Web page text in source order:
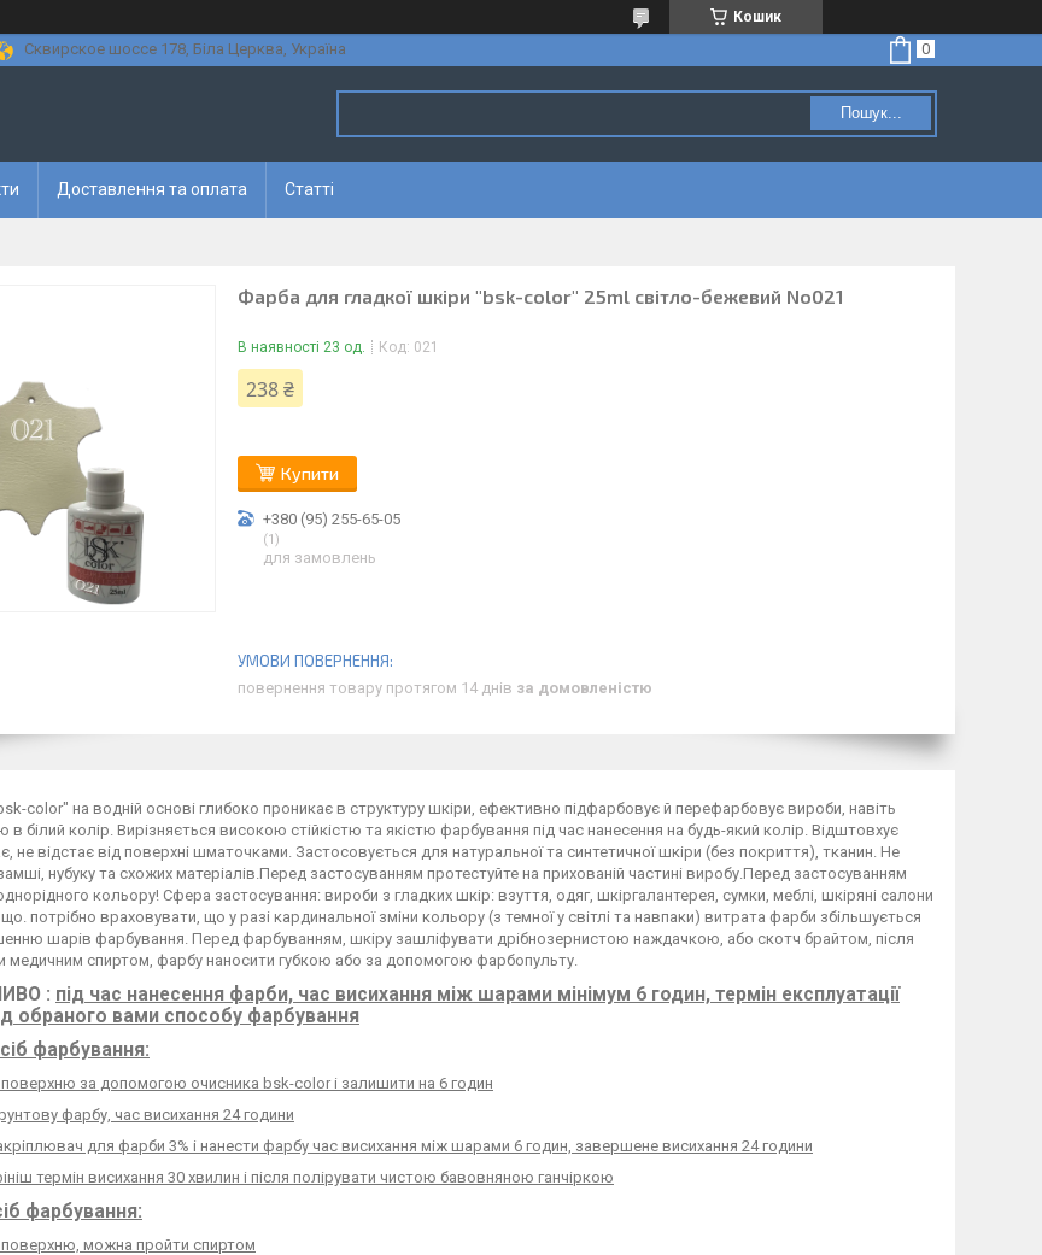
Кошик
Сквирское шоссе 178, Біла Церква, Україна
Пошук...
Доставлення та оплата Статті
Фарба для гладкої шкіри "bsk-color" 25ml світло-бежевий No021
В наявності 23 од. Код: 021
238 ₴
Купити
+380 (95) 255-65-05
1
для замовлень
повернення товару протягом 14 днів за домовленістю
color" на водній основі глибоко проникає в структуру шкіри, ефективно підфарбовує й перефарбовує вироби, навіть
в білий колір. Вирізняється високою стійкістю та якістю фарбування під час нанесення на будь-який колір. Відштовхує
не відстає від поверхні шматочками. Застосовується для натуральної та синтетичної шкіри (без покриття), тканин. Не
нубуку та схожих матеріалів.Перед застосуванням протестуйте на прихованій частині виробу.Перед застосуванням
кольору! Сфера застосування: вироби з гладких шкір: взуття, одяг, шкіргалантерея, сумки, меблі, шкіряні салони
потрібно враховувати, що у разі кардинальної зміни кольору (з темної у світлі та навпаки) витрата фарби збільшується
шарів фарбування. Перед фарбуванням, шкіру зашліфувати дрібнозернистою наждачкою, або скотч брайтом, після
медичним спиртом, фарбу наносити губкою або за допомогою фарбопульту.
: під час нанесення фарби, час висихання між шарами мінімум 6 годин, термін експлуатації
обраного вами способу фарбування
фарбування:
поверхню за допомогою очисника bsk-color і залишити на 6 годин
фарбу, час висихання 24 години
для фарби 3% і нанести фарбу час висихання між шарами 6 годин, завершене висихання 24 години
термін висихання 30 хвилин і після полірувати чистою бавовняною ганчіркою
фарбування:
поверхню, можна пройти спиртом